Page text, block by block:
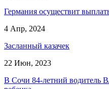
Германия осуществит
4 Апр, 2024
Засланный казачек
22 Июн, 2023
В Сочи 84-летний водитель